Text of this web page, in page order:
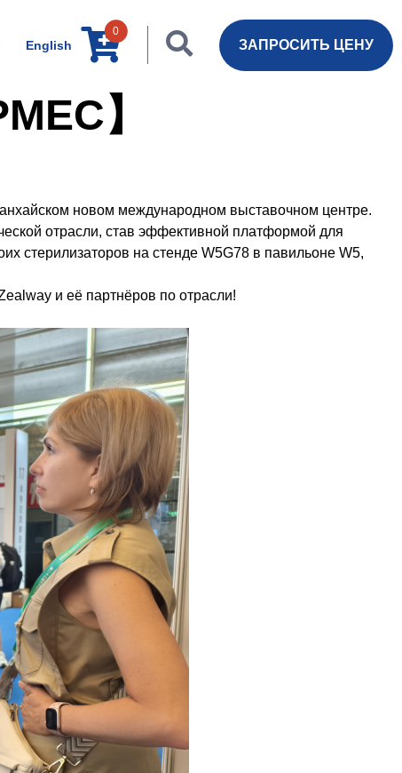
English
0
ЗАПРОСИТЬ ЦЕНУ
】
новом международном выставочном центре.
отрасли, став эффективной платформой для
стерилизаторов на стенде W5G78 в павильоне W5,
и её партнёров по отрасли!